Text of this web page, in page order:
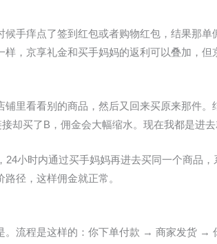
手痒点了签到红包或者购物红包，结果那单
，京享礼金和买手妈妈的返利可以叠加，但
里看看别的商品，然后又回来买原来那件。
却买了B，佣金会大幅缩水。现在我都是进去
小时内通过买手妈妈再进去买同一个商品，
径，这样佣金就正常。
。流程是这样的：你下单付款 → 商家发货 →